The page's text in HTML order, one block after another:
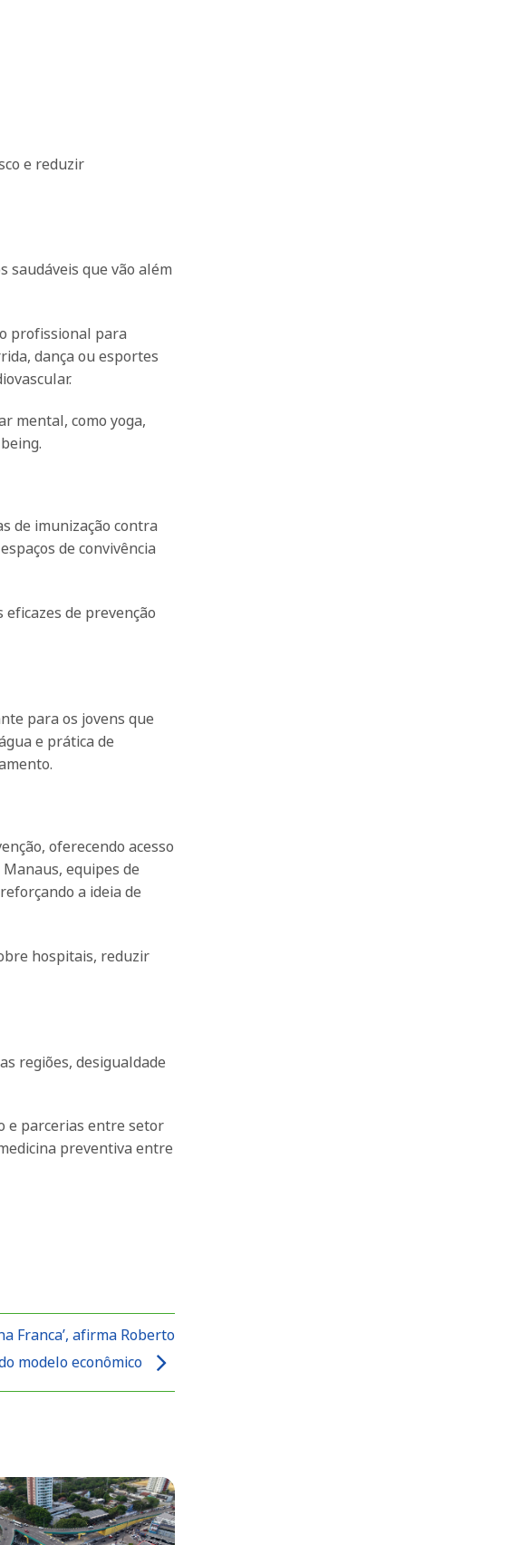
e reduzir
saudáveis que vão além
profissional para
dança ou esportes
mental, como yoga,
de imunização contra
de convivência
de prevenção
para os jovens que
e prática de
oferecendo acesso
equipes de
a ideia de
hospitais, reduzir
regiões, desigualdade
e parcerias entre setor
preventiva entre
Franca’, afirma Roberto
modelo econômico